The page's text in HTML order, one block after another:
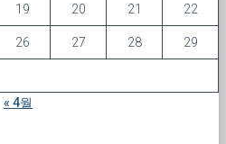
19 20 21 22
26 27 28 29
« 4월